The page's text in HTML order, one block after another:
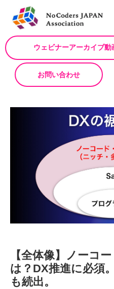
ウェビナーアーカイブ動
お問い合わせ
お知ら
イベ
No Code サー
ノーコ
【全体像】ノーコ
は？DX推進に必須
も続出。